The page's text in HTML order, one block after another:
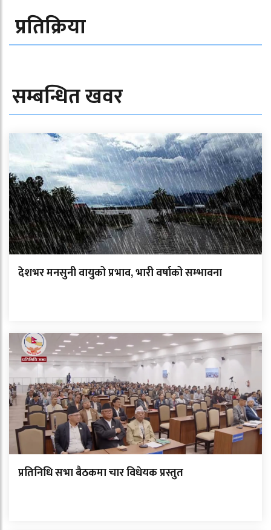
प्रतिक्रिया
सम्बन्धित खवर
देशभर मनसुनी वायुको प्रभाव, भारी वर्षाको सम्भावना
प्रतिनिधि सभा बैठकमा चार विधेयक प्रस्तुत